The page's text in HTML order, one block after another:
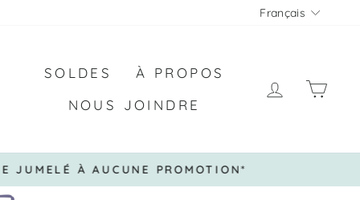
Français
SOLDES
À PROPOS
NOUS JOINDRE
SE
À AUCUNE PROMOTION*